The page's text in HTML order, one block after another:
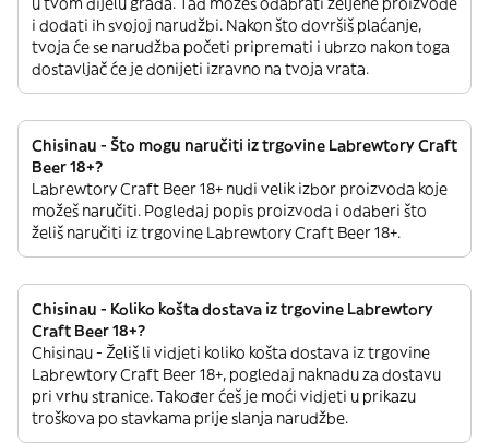
i dodati ih svojoj narudžbi. Nakon što dovršiš plaćanje,
tvoja će se narudžba početi pripremati i ubrzo nakon toga
dostavljač će je donijeti izravno na tvoja vrata.
Chisinau - Što mogu naručiti iz trgovine Labrewtory Craft
Beer 18+?
Labrewtory Craft Beer 18+ nudi velik izbor proizvoda koje
možeš naručiti. Pogledaj popis proizvoda i odaberi što
želiš naručiti iz trgovine Labrewtory Craft Beer 18+.
Chisinau - Koliko košta dostava iz trgovine Labrewtory
Craft Beer 18+?
Chisinau - Želiš li vidjeti koliko košta dostava iz trgovine
Labrewtory Craft Beer 18+, pogledaj naknadu za dostavu
pri vrhu stranice. Također ćeš je moći vidjeti u prikazu
troškova po stavkama prije slanja narudžbe.